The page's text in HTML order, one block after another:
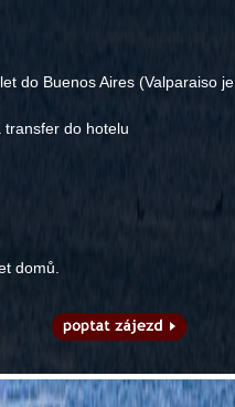
do Buenos Aires (Valparaiso
transfer do hotelu
domů.